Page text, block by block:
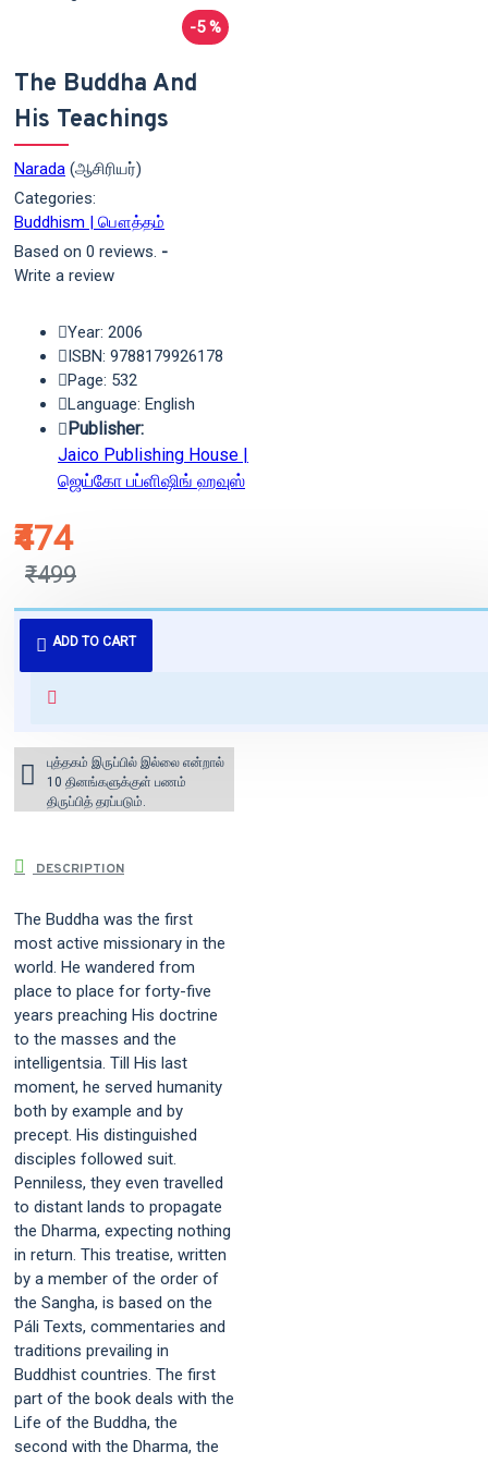
-5 %
The Buddha And
His Teachings
Narada (ஆசிரியர்)
Categories:
Buddhism | பௌத்தம்
Based on 0 reviews. -
Write a review
₹474
₹499
Year: 2006
ISBN: 9788179926178
Page: 532
Language: English
Publisher:
Jaico Publishing House |
ஜெய்கோ பப்ளிஷிங் ஹவுஸ்
ADD TO CART
புத்தகம் 3 - 7 நாட்களில் அனுப்பி
வைக்கப்படும்.
for orders above ₹1000 within
புத்தகம் இருப்பில் இல்லை என்றால்
10 தினங்களுக்குள் பணம்
திருப்பித் தரப்படும்.
DESCRIPTION
The Buddha was the first
most active missionary in the
world. He wandered from
place to place for forty-five
years preaching His doctrine
to the masses and the
intelligentsia. Till His last
moment, he served humanity
both by example and by
precept. His distinguished
disciples followed suit.
Penniless, they even travelled
to distant lands to propagate
the Dharma, expecting nothing
in return. This treatise, written
by a member of the order of
the Sangha, is based on the
Páli Texts, commentaries and
traditions prevailing in
Buddhist countries. The first
part of the book deals with the
Life of the Buddha, the
second with the Dharma, the